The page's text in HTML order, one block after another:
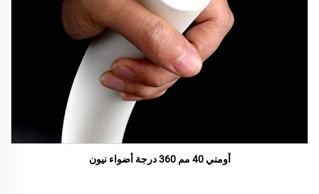
أومني 40 مم 360 درجة أضواء نيون